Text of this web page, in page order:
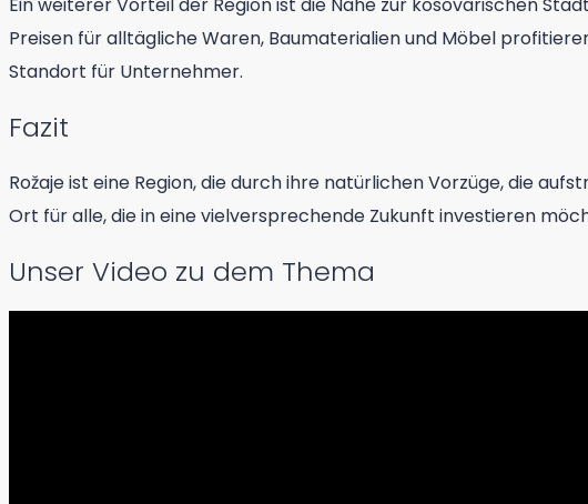
Preisen für alltägliche Waren, Baumaterialien und Möbel
Standort für Unternehmer.
Fazit
Rožaje ist eine Region, die durch ihre natürlichen Vorzüge, die
Ort für alle, die in eine vielversprechende Zukunft investieren
Unser Video zu dem Thema